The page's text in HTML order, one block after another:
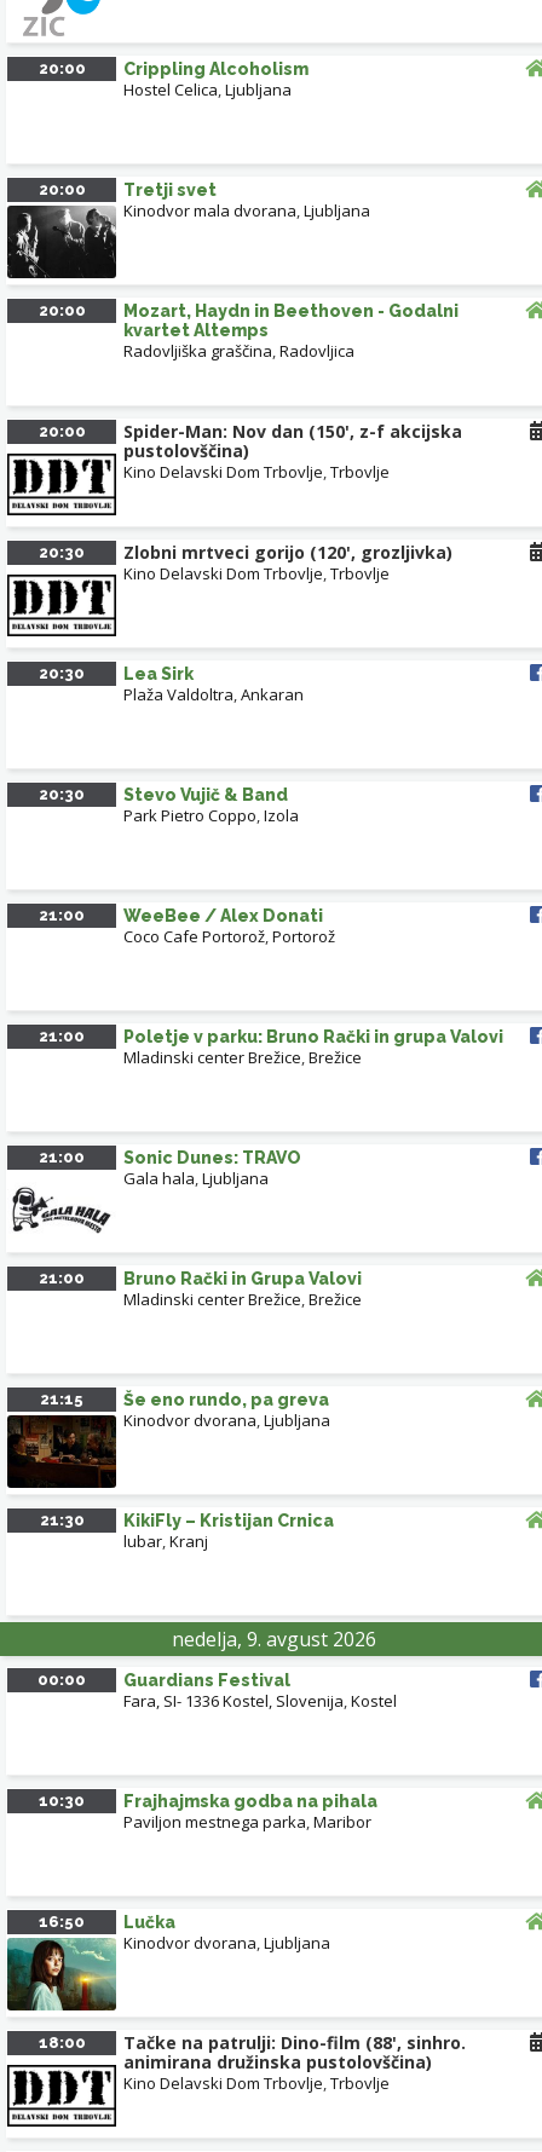
20:00 Crippling Alcoholism
Hostel Celica,Ljubljana
20:00 Tretji svet
Kinodvor mala dvorana,Ljubljana
20:00
Mozart, Haydn in Beethoven - Godalni
kvartet Altemps
Radovljiška graščina,Radovljica
20:00
Spider-Man: Nov dan (150', z-f akcijska
pustolovščina)
Kino Delavski Dom Trbovlje,Trbovlje
20:30 Zlobni mrtveci gorijo (120', grozljivka)
Kino Delavski Dom Trbovlje,Trbovlje
20:30 Lea Sirk
Plaža Valdoltra,Ankaran
20:30 Stevo Vujič & Band
Park Pietro Coppo,Izola
21:00 WeeBee / Alex Donati
Coco Cafe Portorož,Portorož
21:00 Poletje v parku: Bruno Rački in grupa Valovi
Mladinski center Brežice,Brežice
21:00 Sonic Dunes: TRAVO
Gala hala,Ljubljana
21:00 Bruno Rački in Grupa Valovi
Mladinski center Brežice,Brežice
21:15 Še eno rundo, pa greva
Kinodvor dvorana,Ljubljana
21:30 KikiFly – Kristijan Crnica
lubar,Kranj
nedelja, 9. avgust 2026
00:00 Guardians Festival
Fara, SI- 1336 Kostel, Slovenija,Kostel
10:30 Frajhajmska godba na pihala
Paviljon mestnega parka,Maribor
16:50 Lučka
Kinodvor dvorana,Ljubljana
18:00
Tačke na patrulji: Dino-film (88', sinhro.
animirana družinska pustolovščina)
Kino Delavski Dom Trbovlje,Trbovlje